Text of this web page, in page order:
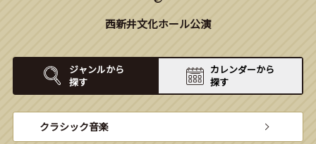
西新井文化ホール公演
ジャンルから
探す
カレンダーから
探す
クラシック音楽